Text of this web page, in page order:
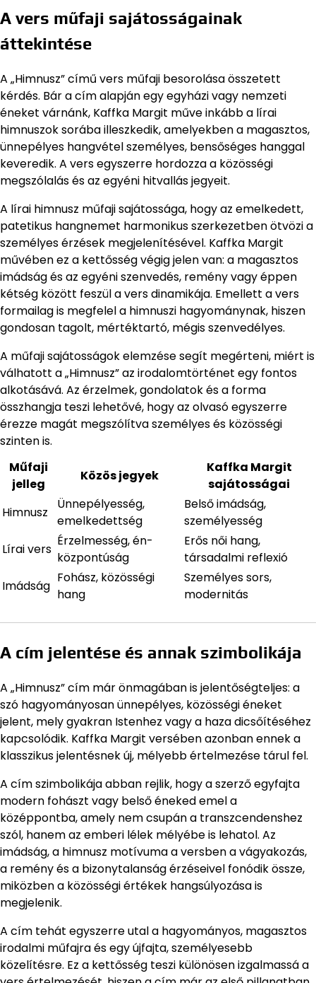
A vers műfaji sajátosságainak
áttekintése
A „Himnusz” című vers műfaji besorolása összetett
kérdés. Bár a cím alapján egy egyházi vagy nemzeti
éneket várnánk, Kaffka Margit műve inkább a lírai
himnuszok sorába illeszkedik, amelyekben a magasztos,
ünnepélyes hangvétel személyes, bensőséges hanggal
keveredik. A vers egyszerre hordozza a közösségi
megszólalás és az egyéni hitvallás jegyeit.
A lírai himnusz műfaji sajátossága, hogy az emelkedett,
patetikus hangnemet harmonikus szerkezetben ötvözi a
személyes érzések megjelenítésével. Kaffka Margit
művében ez a kettősség végig jelen van: a magasztos
imádság és az egyéni szenvedés, remény vagy éppen
kétség között feszül a vers dinamikája. Emellett a vers
formailag is megfelel a himnuszi hagyománynak, hiszen
gondosan tagolt, mértéktartó, mégis szenvedélyes.
A műfaji sajátosságok elemzése segít megérteni, miért is
válhatott a „Himnusz” az irodalomtörténet egy fontos
alkotásává. Az érzelmek, gondolatok és a forma
összhangja teszi lehetővé, hogy az olvasó egyszerre
érezze magát megszólítva személyes és közösségi
szinten is.
Műfaji
jelleg
Közös jegyek
Kaffka Margit
sajátosságai
Himnusz
Ünnepélyesség,
emelkedettség
Belső imádság,
személyesség
Lírai vers
Érzelmesség, én-
központúság
Erős női hang,
társadalmi reflexió
Imádság
Fohász, közösségi
hang
Személyes sors,
modernitás
A cím jelentése és annak szimbolikája
A „Himnusz” cím már önmagában is jelentőségteljes: a
szó hagyományosan ünnepélyes, közösségi éneket
jelent, mely gyakran Istenhez vagy a haza dicsőítéséhez
kapcsolódik. Kaffka Margit versében azonban ennek a
klasszikus jelentésnek új, mélyebb értelmezése tárul fel.
A cím szimbolikája abban rejlik, hogy a szerző egyfajta
modern fohászt vagy belső éneked emel a
középpontba, amely nem csupán a transzcendenshez
szól, hanem az emberi lélek mélyébe is lehatol. Az
imádság, a himnusz motívuma a versben a vágyakozás,
a remény és a bizonytalanság érzéseivel fonódik össze,
miközben a közösségi értékek hangsúlyozása is
megjelenik.
A cím tehát egyszerre utal a hagyományos, magasztos
irodalmi műfajra és egy újfajta, személyesebb
közelítésre. Ez a kettősség teszi különösen izgalmassá a